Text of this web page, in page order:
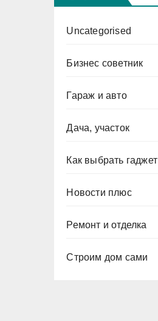
Uncategorised
Бизнес советник
Гараж и авто
Дача, участок
Как выбрать гаджет
Новости плюс
Ремонт и отделка
Строим дом сами